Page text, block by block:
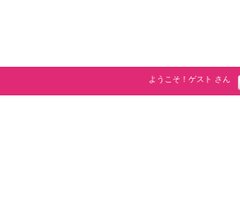
ようこそ！ ゲスト さん